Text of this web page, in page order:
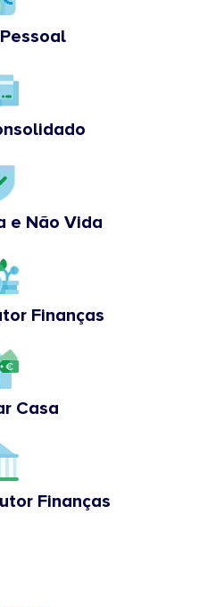
e Não Vida
Finanças
Casa
Finanças